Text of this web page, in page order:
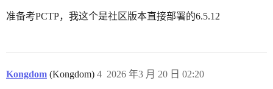
准备考PCTP，我这个是社区版本直接部署的6.5.12
Kongdom (Kongdom) 2026 年3 月 20 日 02:20
4